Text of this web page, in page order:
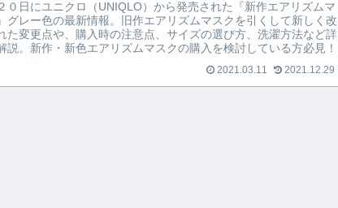
０日にユニクロ（UNIQLO）から発売された『新作エアリズムマ
グレー色の最新情報。旧作エアリズムマスクを引くして新しく改
た変更点や、購入時の注意点、サイズの選び方、洗濯方法など詳
説。新作・新色エアリズムマスクの購入を検討している方必見！
2021.03.11 2021.12.29